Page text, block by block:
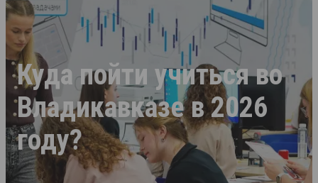
Куда пойти учиться во
Владикавказе в 2026
году?